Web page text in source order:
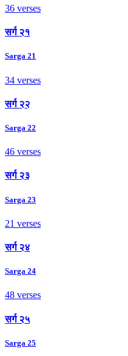
36 verses
सर्ग २१
Sarga 21
34 verses
सर्ग २२
Sarga 22
46 verses
सर्ग २३
Sarga 23
21 verses
सर्ग २४
Sarga 24
48 verses
सर्ग २५
Sarga 25